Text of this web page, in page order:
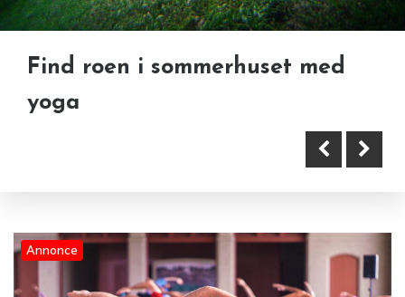
Find roen i sommerhuset med
yoga
Annonce